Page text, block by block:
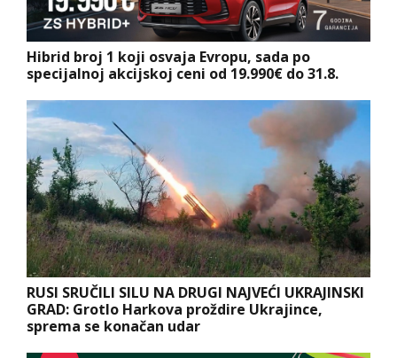
Hibrid broj 1 koji osvaja Evropu, sada po
specijalnoj akcijskoj ceni od 19.990€ do 31.8.
RUSI SRUČILI SILU NA DRUGI NAJVEĆI UKRAJINSKI
GRAD: Grotlo Harkova proždire Ukrajince,
sprema se konačan udar